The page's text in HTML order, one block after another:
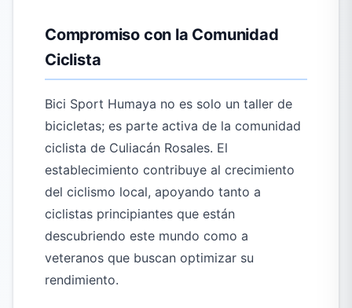
Compromiso con la Comunidad
Ciclista
Bici Sport Humaya no es solo un taller de
bicicletas; es parte activa de la comunidad
ciclista de Culiacán Rosales. El
establecimiento contribuye al crecimiento
del ciclismo local, apoyando tanto a
ciclistas principiantes que están
descubriendo este mundo como a
veteranos que buscan optimizar su
rendimiento.